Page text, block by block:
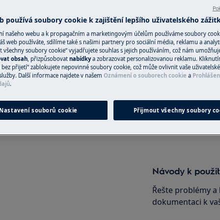
spotřebič vypněte a
Objednejte si
Objednejte si
Zajistíme vám
techniky
Objednejte si
Návody k
Řešte problémy
dokumentaci k
používá soubory cookie k zajištění lepšího uživatelského
našeho webu a k propagačním a marketingovým účelům používáme soubory
web používáte, sdílíme také s našimi partnery pro sociální média, reklamu a
všechny soubory cookie“ vyjadřujete souhlas s jejich používáním, což nám
obsah , přizpůsobovat nabídkya zobrazovat personalizovanou reklamu.
bez přijetí“ zablokujete nepovinné soubory cookie, což může ovlivnit vaše
Další informace najdete v našem Oznámení o souborech cookie a
.
Nastavení souborů cookie Přijmout všechny soubory